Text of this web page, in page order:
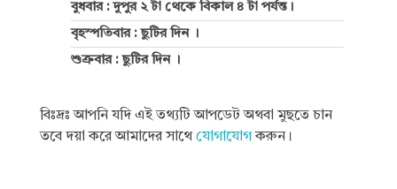
বুধবার : দুপুর ২ টা থেকে বিকাল ৪ টা পর্যন্ত।
বৃহস্পতিবার : ছুটির দিন ।
শুক্রবার : ছুটির দিন ।
বিঃদ্রঃ আপনি যদি এই তথ্যটি আপডেট অথবা মুছতে চান
তবে দয়া করে আমাদের সাথে যোগাযোগকরুন।